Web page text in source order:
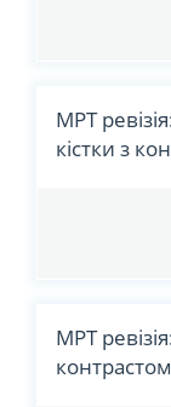
МРТ
кістки з
МРТ
контрастом